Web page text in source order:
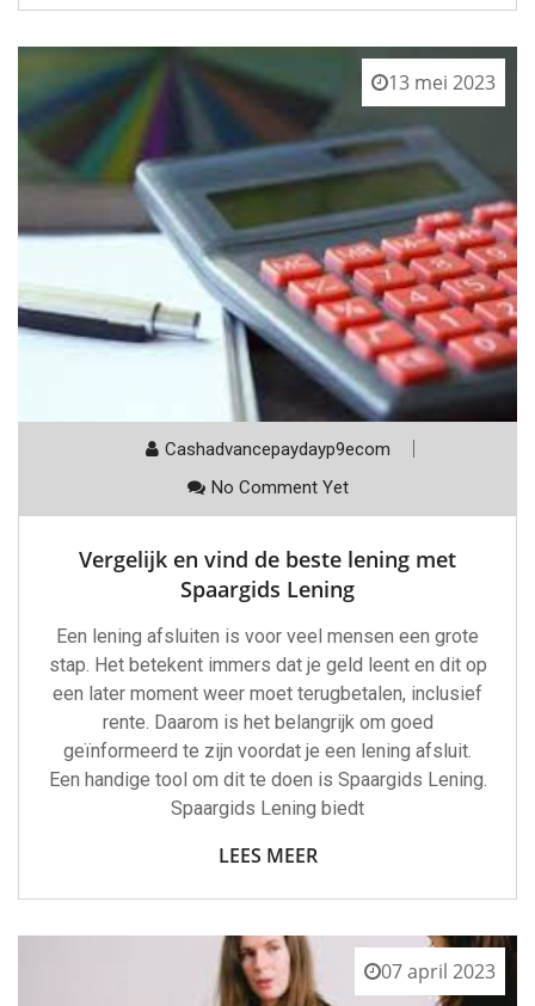
13 mei 2023
Cashadvancepaydayp9ecom
No Comment Yet
Vergelijk en vind de beste lening met
Spaargids Lening
Een lening afsluiten is voor veel mensen een grote
stap. Het betekent immers dat je geld leent en dit op
een later moment weer moet terugbetalen, inclusief
rente. Daarom is het belangrijk om goed
geïnformeerd te zijn voordat je een lening afsluit.
Een handige tool om dit te doen is Spaargids Lening.
Spaargids Lening biedt
LEES MEER
07 april 2023